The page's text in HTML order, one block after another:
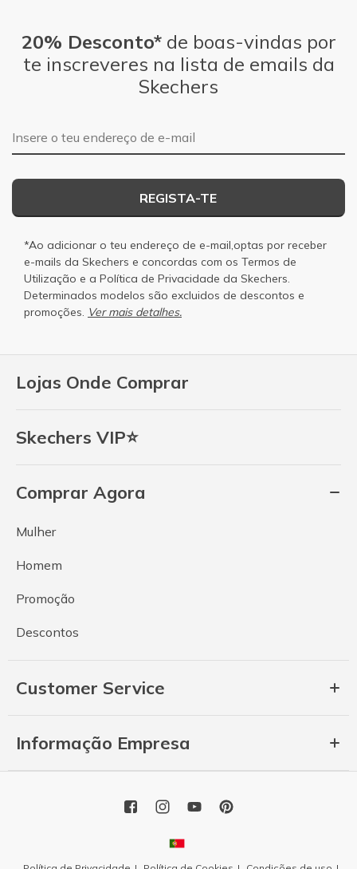
Lojas Onde Comprar
Skechers VIP⭐
Comprar Agora
Mulher
Homem
Promoção
Descontos
Customer Service
Informação Empresa
20% Desconto*de boas-vindas por
te inscreveres na lista de emails da
Skechers
Endereço de e-mail
REGISTA-TE
*Ao adicionar o teu endereço de e-mail,optas por receber
e-mails da Skechers e concordas com os Termos de
Utilização e a Política de Privacidade da Skechers.
Determinados modelos são excluidos de descontos e
promoções. Ver mais detalhes.